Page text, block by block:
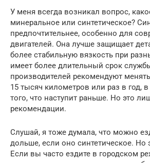
У меня всегда возникал вопрос,
минеральное или синтетическое?
предпочтительнее, особенно для
двигателей. Она лучше защищает
более стабильную вязкость при
имеет более длительный срок
производителей рекомендуют
15 тысяч километров или раз в год,
того, что наступит раньше. Но это
рекомендации.
Слушай, я тоже думала, что можно
дольше, если оно синтетическое. Но
Если вы часто ездите в городском